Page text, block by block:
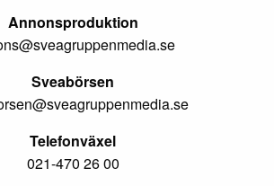
Annonsproduktion
Sveabörsen
Telefonväxel
021-470 26 00